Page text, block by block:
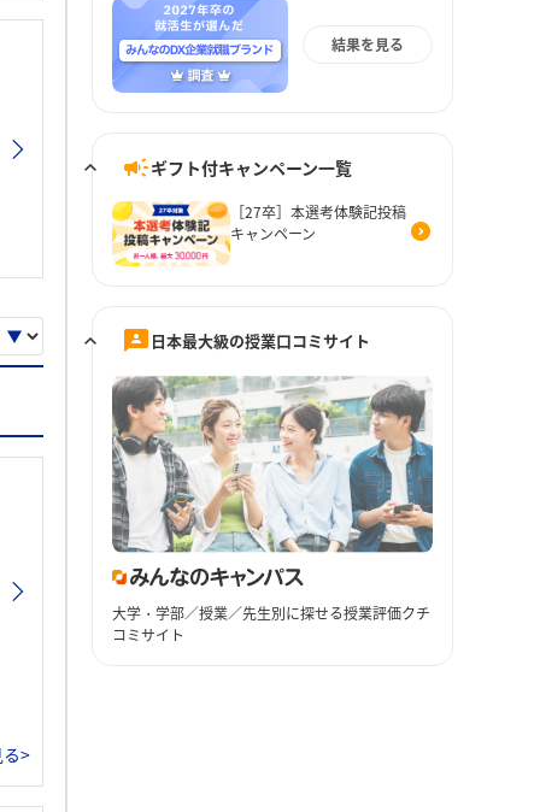
>
結果を見る
ギフト付キャンペーン一覧
［27卒］本選考体験記投稿
キャンペーン
日本最大級の授業口コミサイト
大学・学部／授業／先生別に探せる授業評価クチ
コミサイト